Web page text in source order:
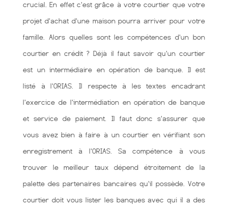
crucial. En effet c'est grâce à votre courtier que votre
projet d'achat d'une maison pourra arriver pour votre
famille. Alors quelles sont les compétences d'un bon
courtier en crédit ? Déjà il faut savoir qu'un courtier
est un intermédiaire en opération de banque. Il est
listé à l'ORIAS. Il respecte à les textes encadrant
l'exercice de l'intermédiation en opération de banque
et service de paiement. Il faut donc s'assurer que
vous avez bien à faire à un courtier en vérifiant son
enregistrement à l'ORIAS. Sa compétence à vous
trouver le meilleur taux dépend étroitement de la
palette des partenaires bancaires qu'il possède. Votre
courtier doit vous lister les banques avec qui il a des